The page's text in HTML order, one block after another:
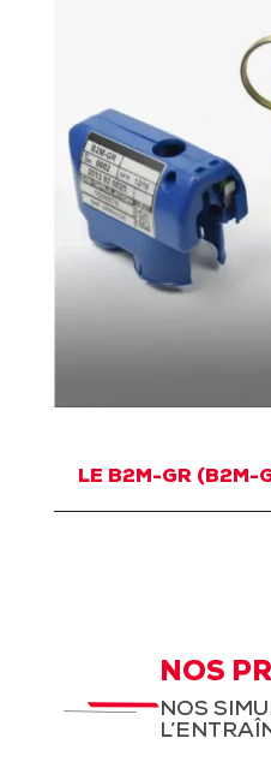
LE B2M-GR (B2M-
NOS
NOS